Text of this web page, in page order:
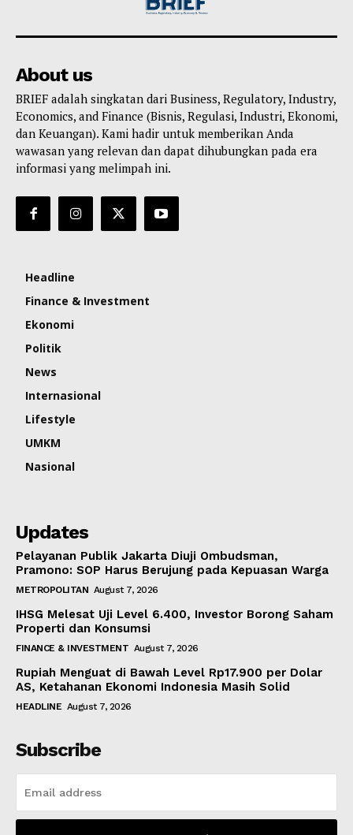
About us
BRIEF adalah singkatan dari Business, Regulatory, Industry,
Economics, and Finance (Bisnis, Regulasi, Industri, Ekonomi,
dan Keuangan). Kami hadir untuk memberikan Anda
wawasan yang relevan dan dapat dihubungkan pada era
informasi yang melimpah ini.
Headline
Finance & Investment
Ekonomi
Politik
News
Internasional
Lifestyle
UMKM
Nasional
Updates
Pelayanan Publik Jakarta Diuji Ombudsman,
Pramono: SOP Harus Berujung pada Kepuasan Warga
METROPOLITAN August 7, 2026
IHSG Melesat Uji Level 6.400, Investor Borong Saham
Properti dan Konsumsi
FINANCE & INVESTMENT August 7, 2026
Rupiah Menguat di Bawah Level Rp17.900 per Dolar
AS, Ketahanan Ekonomi Indonesia Masih Solid
HEADLINE August 7, 2026
Subscribe